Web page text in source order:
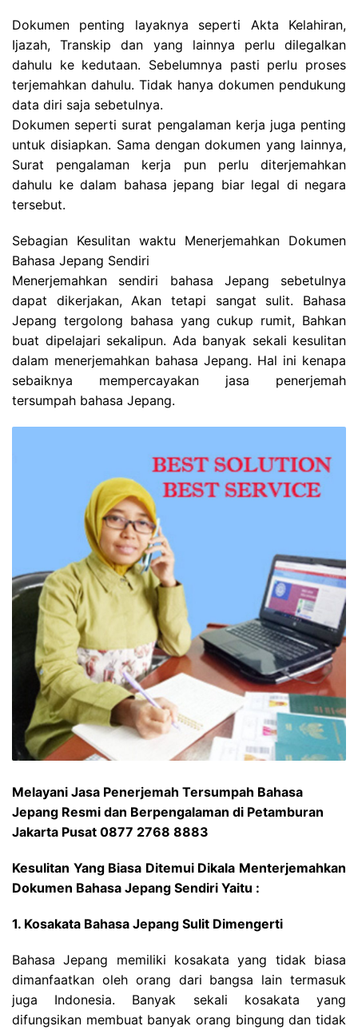
Dokumen penting layaknya seperti Akta Kelahiran,
Ijazah, Transkip dan yang lainnya perlu dilegalkan
dahulu ke kedutaan. Sebelumnya pasti perlu proses
terjemahkan dahulu. Tidak hanya dokumen pendukung
data diri saja sebetulnya.
Dokumen seperti surat pengalaman kerja juga penting
untuk disiapkan. Sama dengan dokumen yang lainnya,
Surat pengalaman kerja pun perlu diterjemahkan
dahulu ke dalam bahasa jepang biar legal di negara
tersebut.
Sebagian Kesulitan waktu Menerjemahkan Dokumen
Bahasa Jepang Sendiri
Menerjemahkan sendiri bahasa Jepang sebetulnya
dapat dikerjakan, Akan tetapi sangat sulit. Bahasa
Jepang tergolong bahasa yang cukup rumit, Bahkan
buat dipelajari sekalipun. Ada banyak sekali kesulitan
dalam menerjemahkan bahasa Jepang. Hal ini kenapa
sebaiknya mempercayakan jasa penerjemah
tersumpah bahasa Jepang.
Melayani Jasa Penerjemah Tersumpah Bahasa
Jepang Resmi dan Berpengalaman di Petamburan
Jakarta Pusat 0877 2768 8883
Kesulitan Yang Biasa Ditemui Dikala Menterjemahkan
Dokumen Bahasa Jepang Sendiri Yaitu :
1. Kosakata Bahasa Jepang Sulit Dimengerti
Bahasa Jepang memiliki kosakata yang tidak biasa
dimanfaatkan oleh orang dari bangsa lain termasuk
juga Indonesia. Banyak sekali kosakata yang
difungsikan membuat banyak orang bingung dan tidak